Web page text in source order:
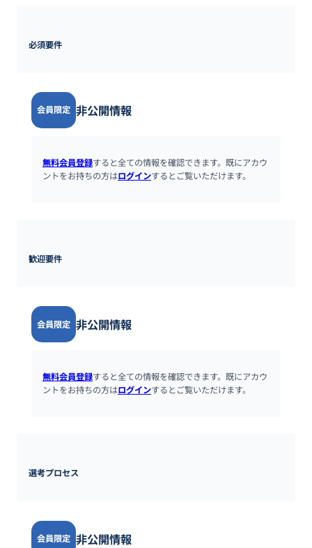
必須要件
会員限定 非公開情報
無料会員登録すると全ての情報を確認できます。既にアカウ
ントをお持ちの方はログインするとご覧いただけます。
歓迎要件
会員限定 非公開情報
無料会員登録すると全ての情報を確認できます。既にアカウ
ントをお持ちの方はログインするとご覧いただけます。
選考プロセス
会員限定 非公開情報